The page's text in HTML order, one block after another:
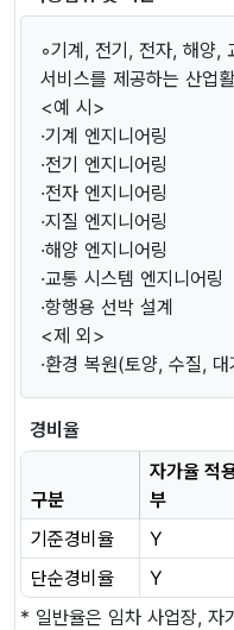
◦기계, 전기, 전자, 해양,
서비스를 제공하는 산업
<예 시>
·기계 엔지니어링
·전기 엔지니어링
·전자 엔지니어링
·지질 엔지니어링
·해양 엔지니어링
·교통 시스템 엔지니어링
·항행용 선박 설계
<제 외>
·환경 복원(토양, 수질,
경비율
구분
자가율 적
부
기준경비율
Y
단순경비율
Y
* 일반율은 임차 사업장, 자